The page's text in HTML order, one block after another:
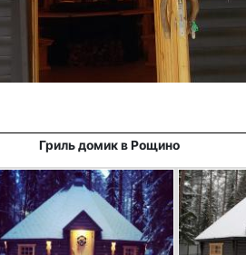
Гриль домик в Рощино